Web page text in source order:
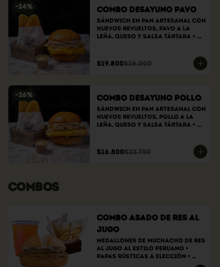
-24% Combo Desayuno Pavo
Sándwich En Pan Artesanal Con
Huevos Revueltos, Pavo A La
Leña, Queso Y Salsa Tártara +
$19.800$26.000
-26% Combo Desayuno Pollo
Sándwich En Pan Artesanal Con
Huevos Revueltos, Pollo A La
Leña, Queso Y Salsa Tártara +
$16.800$22.750
COMBOS
Combo Asado de Res al
Jugo
Medallones de muchacho de res
al jugo al estilo peruano +
papas rústicas a elección +